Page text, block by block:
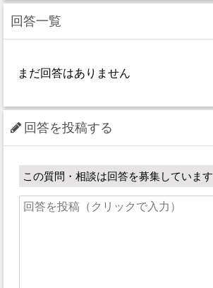
回答一覧
まだ回答はありません
回答を投稿する
この質問・相談は回答を募集しています